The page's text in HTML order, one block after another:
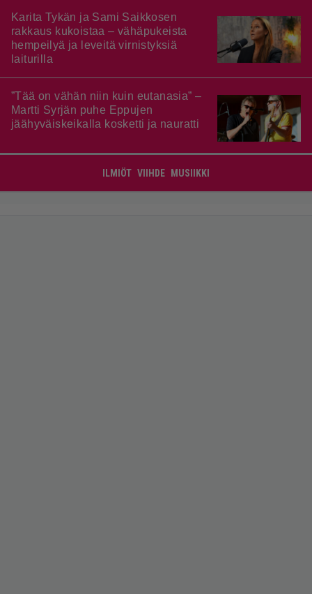
Karita Tykän ja Sami Saikkosen
rakkaus kukoistaa – vähäpukeista
hempeilyä ja leveitä virnistyksiä
laiturilla
”Tää on vähän niin kuin eutanasia” –
Martti Syrjän puhe Eppujen
jäähyväiskeikalla kosketti ja nauratti
ILMIÖT VIIHDE MUSIIKKI